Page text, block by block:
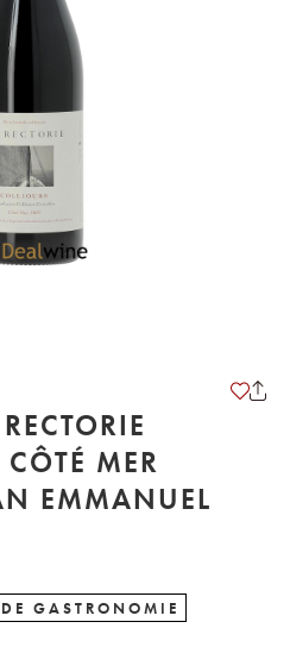
MER
EMMANUEL
GASTRONOMIE